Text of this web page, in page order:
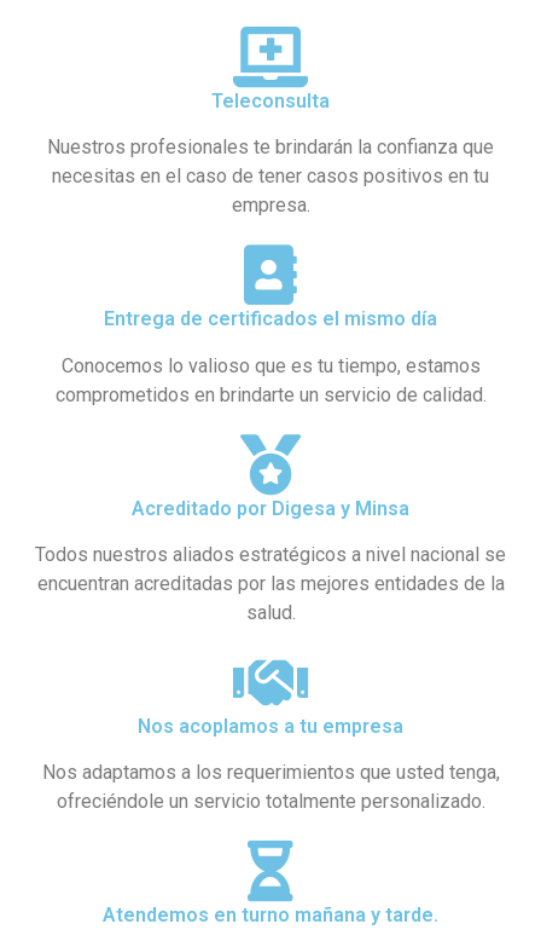
Teleconsulta
Nuestros profesionales te brindarán la confianza que
necesitas en el caso de tener casos positivos en tu
empresa.
Entrega de certificados el mismo día
Conocemos lo valioso que es tu tiempo, estamos
comprometidos en brindarte un servicio de calidad.
Acreditado por Digesa y Minsa​
Todos nuestros aliados estratégicos a nivel nacional se
encuentran acreditadas por las mejores entidades de la
salud.
Nos acoplamos a tu empresa
Nos adaptamos a los requerimientos que usted tenga,
ofreciéndole un servicio totalmente personalizado.
Atendemos en turno mañana y tarde.